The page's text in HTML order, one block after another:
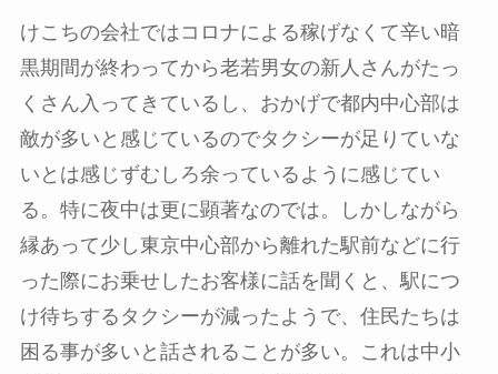
けこちの会社ではコロナによる稼げなくて辛い暗
黒期間が終わってから老若男女の新人さんがたっ
くさん入ってきているし、おかげで都内中心部は
敵が多いと感じているのでタクシーが足りていな
いとは感じずむしろ余っているように感じてい
る。特に夜中は更に顕著なのでは。しかしながら
縁あって少し東京中心部から離れた駅前などに行
った際にお乗せしたお客様に話を聞くと、駅につ
け待ちするタクシーが減ったようで、住民たちは
困る事が多いと話されることが多い。これは中小